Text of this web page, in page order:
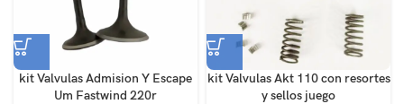
kit Valvulas Admision Y Escape
Um Fastwind 220r
kit Valvulas Akt 110 con resortes
y sellos juego